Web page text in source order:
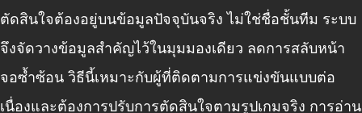
ตัดสินใจต้องอยู่บนข้อมูลปัจจุบันจริง ไม่ใช่ชื่อชั้นทีม ระบบ
จึงจัดวางข้อมูลสำคัญไว้ในมุมมองเดียว ลดการสลับหน้า
จอซ้ำซ้อน วิธีนี้เหมาะกับผู้ที่ติดตามการแข่งขันแบบต่อ
เนื่องและต้องการปรับการตัดสินใจตามรูปเกมจริง การอ่าน